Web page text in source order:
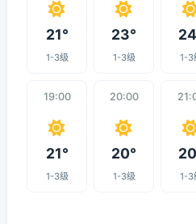
21°
1-3级
23°
1-3级 1-3
19:00
21°
1-3级
20:00
20°
1-3级 1-3